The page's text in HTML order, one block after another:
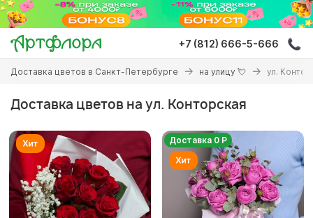
Перейти
основному
содержанию
+7 (812) 666-5-666
Вы
здесь
Доставка цветов в Санкт-Петербурге на улицу 💘 ул.
Доставка цветов на ул. Конторская
Доставка 0 Р